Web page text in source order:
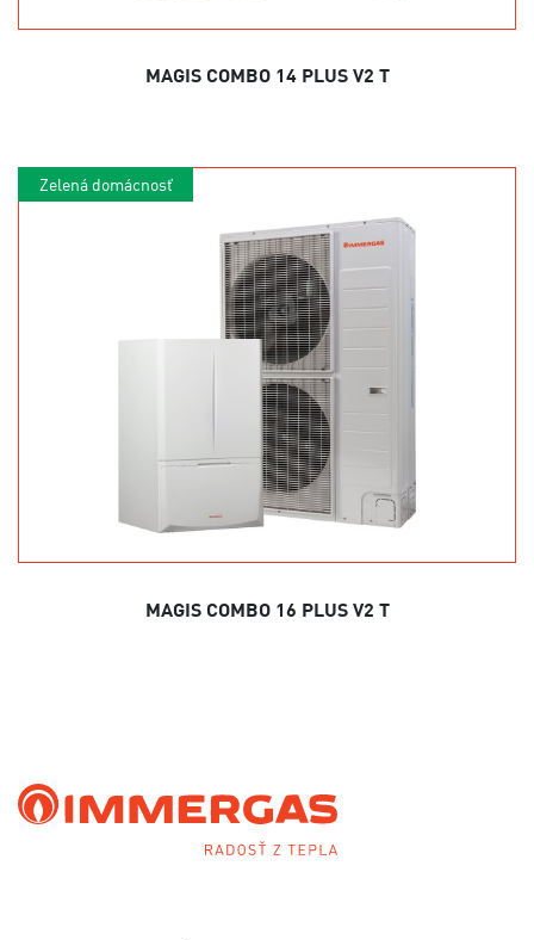
MAGIS COMBO 14 PLUS V2 T
Zelená domácnosť
MAGIS COMBO 16 PLUS V2 T